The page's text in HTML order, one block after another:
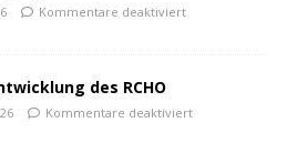
Kommentare deaktiviert
des RCHO
Kommentare deaktiviert